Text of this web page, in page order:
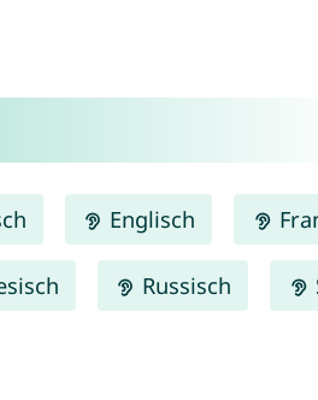
Englisch
Russisch